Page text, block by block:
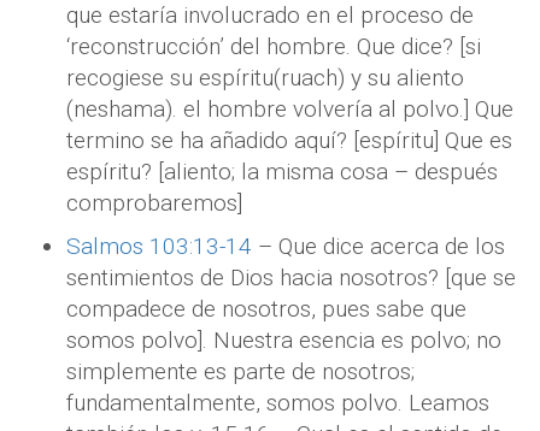
que estaría involucrado en el proceso de
‘reconstrucción’ del hombre. Que dice? [si
recogiese su espíritu(ruach) y su aliento
(neshama). el hombre volvería al polvo.] Que
termino se ha añadido aquí? [espíritu] Que es
espíritu? [aliento; la misma cosa – después
comprobaremos]
Salmos 103:13-14 – Que dice acerca de los
sentimientos de Dios hacia nosotros? [que se
compadece de nosotros, pues sabe que
somos polvo]. Nuestra esencia es polvo; no
simplemente es parte de nosotros;
fundamentalmente, somos polvo. Leamos